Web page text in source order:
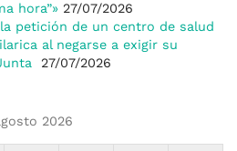
hora”» 27/07/2026
petición de un centro de salud
al negarse a exigir su
27/07/2026
2026